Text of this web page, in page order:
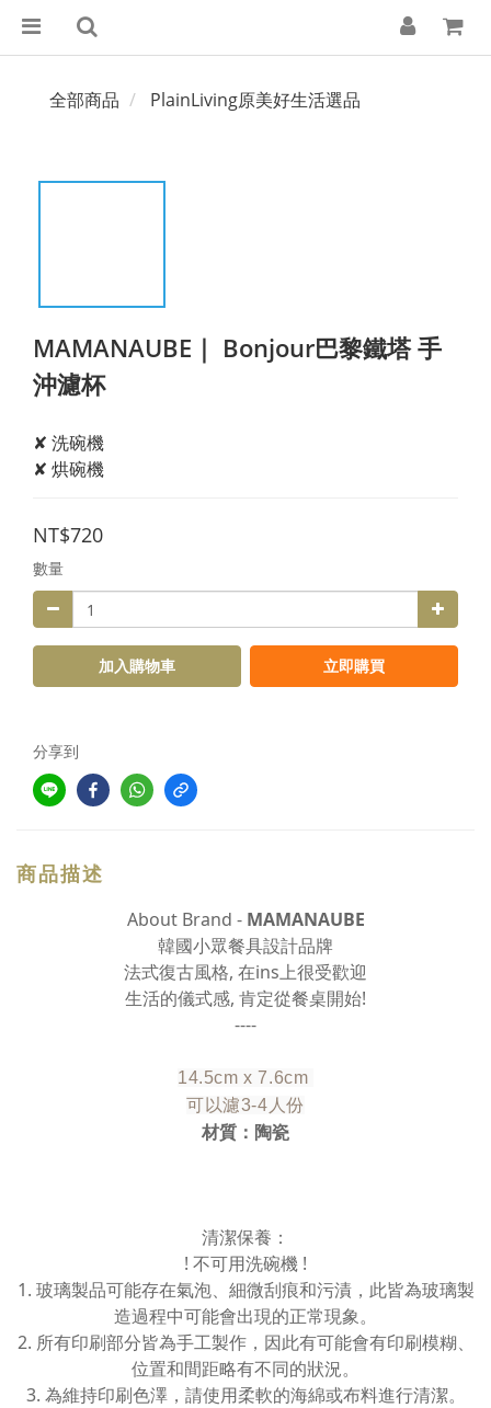
全部商品 PlainLiving原美好生活選品
MAMANAUBE｜ Bonjour巴黎鐵塔 手
沖濾杯
✘ 洗碗機
✘ 烘碗機
NT$720
數量
加入購物車 立即購買
分享到
商品描述
About Brand - MAMANAUBE
韓國小眾餐具設計品牌
法式復古風格, 在ins上很受歡迎
生活的儀式感, 肯定從餐桌開始!
----
14.5cm x 7.6cm
可以濾3-4人份
材質：陶瓷
清潔保養：
! 不可用洗碗機 !
1. 玻璃製品可能存在氣泡、細微刮痕和污漬，此皆為玻璃製
造過程中可能會出現的正常現象。
2. 所有印刷部分皆為手工製作，因此有可能會有印刷模糊、
位置和間距略有不同的狀況。
3. 為維持印刷色澤，請使用柔軟的海綿或布料進行清潔。